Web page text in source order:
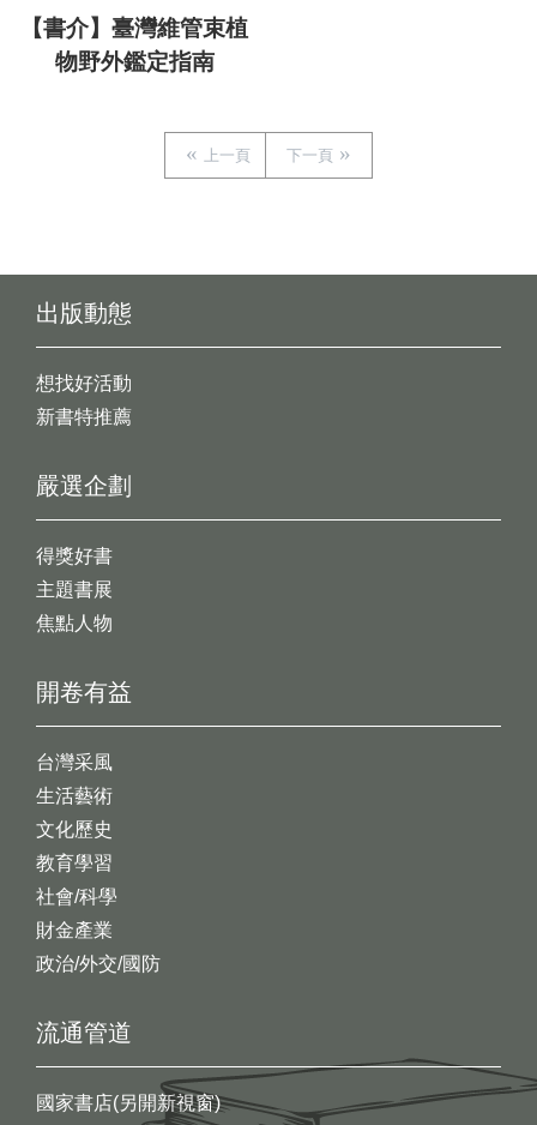
【書介】臺灣維管束植
物野外鑑定指南
上一頁 下一頁
出版動態
想找好活動
新書特推薦
開卷有益
台灣采風
生活藝術
文化歷史
教育學習
社會/科學
財金產業
政治/外交/國防
嚴選企劃
得獎好書
主題書展
焦點人物
流通管道
國家書店(另開新視窗)